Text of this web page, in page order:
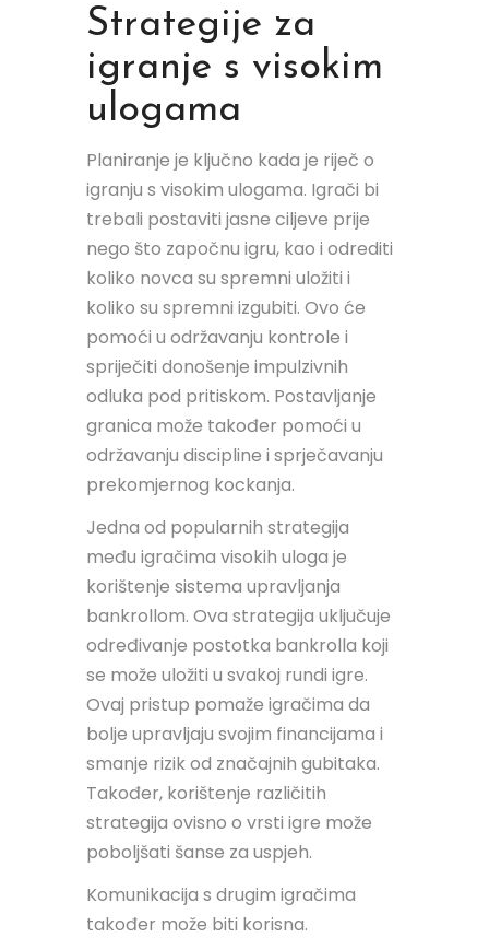
Strategije za
igranje s visokim
ulogama
Planiranje je ključno kada je riječ o
igranju s visokim ulogama. Igrači bi
trebali postaviti jasne ciljeve prije
nego što započnu igru, kao i odrediti
koliko novca su spremni uložiti i
koliko su spremni izgubiti. Ovo će
pomoći u održavanju kontrole i
spriječiti donošenje impulzivnih
odluka pod pritiskom. Postavljanje
granica može također pomoći u
održavanju discipline i sprječavanju
prekomjernog kockanja.
Jedna od popularnih strategija
među igračima visokih uloga je
korištenje sistema upravljanja
bankrollom. Ova strategija uključuje
određivanje postotka bankrolla koji
se može uložiti u svakoj rundi igre.
Ovaj pristup pomaže igračima da
bolje upravljaju svojim financijama i
smanje rizik od značajnih gubitaka.
Također, korištenje različitih
strategija ovisno o vrsti igre može
poboljšati šanse za uspjeh.
Komunikacija s drugim igračima
također može biti korisna.